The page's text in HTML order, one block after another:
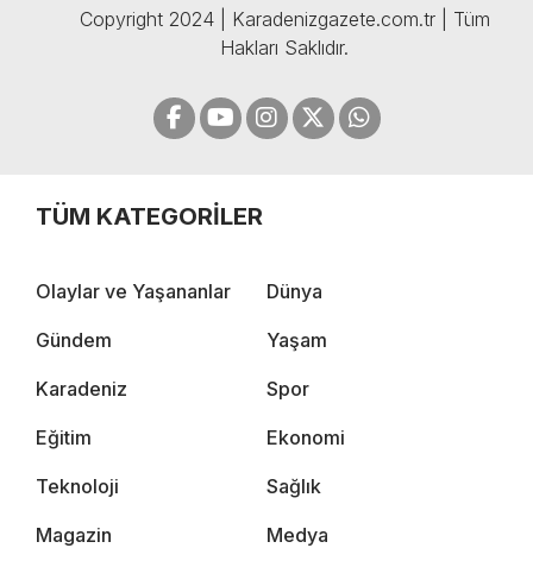
Copyright 2024 | Karadenizgazete.com.tr | Tüm
Hakları Saklıdır.
TÜM KATEGORİLER
Olaylar ve Yaşananlar Dünya
Gündem Yaşam
Karadeniz Spor
Eğitim Ekonomi
Teknoloji Sağlık
Magazin Medya